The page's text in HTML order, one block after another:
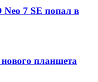
7 SE попал в
нового планшета